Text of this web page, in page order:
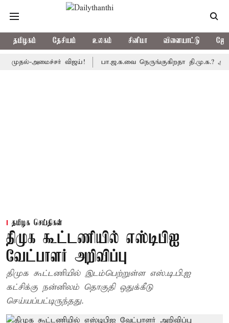
தமிழகம் தேசியம் உலகம் சினிமா விளையாட்டு
அமைச்சர் விஜய்! பா.ஜ.க.வை நெருங்குகிறதா தி.மு.க.?
தமிழக செய்திகள்
திமுக கூட்டணியில் எஸ்டிபிஐ
வேட்பாளர் அறிவிப்பு
திமுக கூட்டணியில் இடம்பெற்றுள்ள எஸ்.டி.பி.ஐ
கட்சிக்கு நன்னிலம் தொகுதி ஒதுக்கீடு
செய்யப்பட்டிருந்தது.